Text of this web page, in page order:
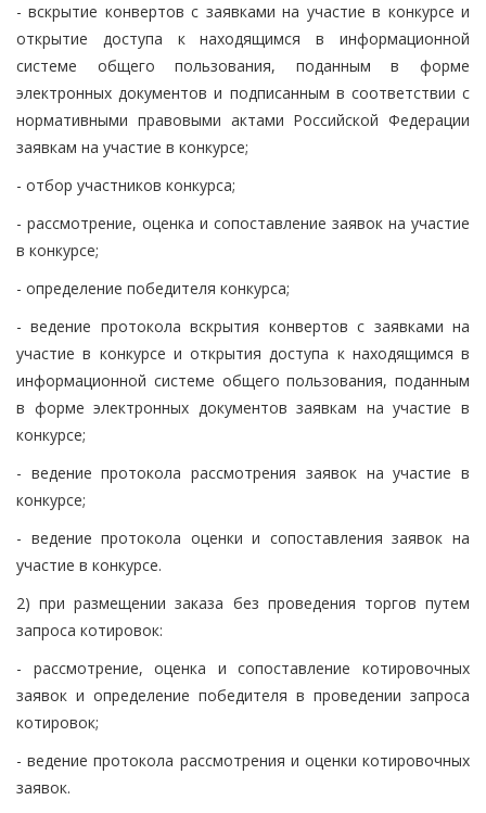
- вскрытие конвертов с заявками на участие в конкурсе и
открытие доступа к находящимся в информационной
системе общего пользования, поданным в форме
электронных документов и подписанным в соответствии с
нормативными правовыми актами Российской Федерации
заявкам на участие в конкурсе;
- отбор участников конкурса;
- рассмотрение, оценка и сопоставление заявок на участие
в конкурсе;
- определение победителя конкурса;
- ведение протокола вскрытия конвертов с заявками на
участие в конкурсе и открытия доступа к находящимся в
информационной системе общего пользования, поданным
в форме электронных документов заявкам на участие в
конкурсе;
- ведение протокола рассмотрения заявок на участие в
конкурсе;
- ведение протокола оценки и сопоставления заявок на
участие в конкурсе.
2) при размещении заказа без проведения торгов путем
запроса котировок:
- рассмотрение, оценка и сопоставление котировочных
заявок и определение победителя в проведении запроса
котировок;
- ведение протокола рассмотрения и оценки котировочных
заявок.